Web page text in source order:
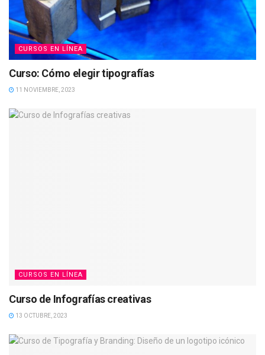
CURSOS EN LÍNEA
Curso: Cómo elegir tipografías
11 NOVIEMBRE, 2023
CURSOS EN LÍNEA
Curso de Infografías creativas
13 OCTUBRE, 2023